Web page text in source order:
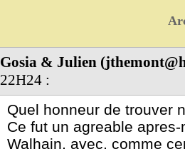
Gosia & Julien
22H24 :
Quel honneur de trouver
Ce fut un agreable
Walhain, avec, comme